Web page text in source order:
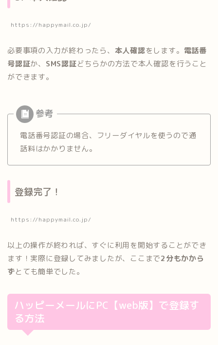
https://happymail.co.jp/
必要事項の入力が終わったら、 本人確認をします。 電話番
号認証か、 SMS認証どちらかの方法で本人確認を行うこと
ができます。
電話番号認証の場合、フリーダイヤルを使うので通
話料はかかりません。
登録完了！
https://happymail.co.jp/
以上の操作が終われば、すぐに利用を開始することができ
ます！実際に登録してみましたが、ここまで2分もかから
ずとても簡単でした。
ハッピーメールにPC【web版】で登録す
る方法